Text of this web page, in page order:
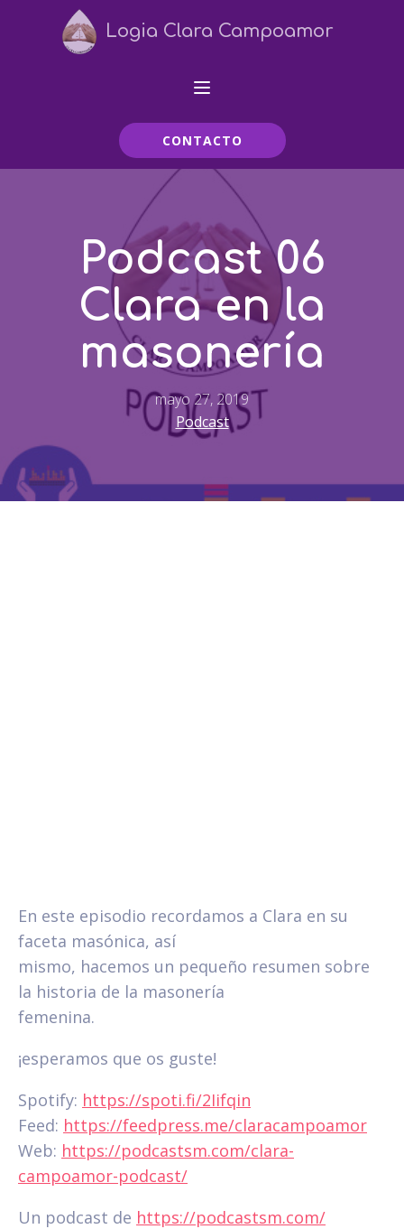
Logia Clara Campoamor
CONTACTO
Podcast 06
Clara en la
masonería
mayo 27, 2019
Podcast
En este episodio recordamos a Clara en su
faceta masónica, así
mismo, hacemos un pequeño resumen sobre
la historia de la masonería
femenina.
¡esperamos que os guste!
Spotify: https://spoti.fi/2Iifqin
Feed: https://feedpress.me/claracampoamor
Web: https://podcastsm.com/clara-
campoamor-podcast/
Un podcast de https://podcastsm.com/